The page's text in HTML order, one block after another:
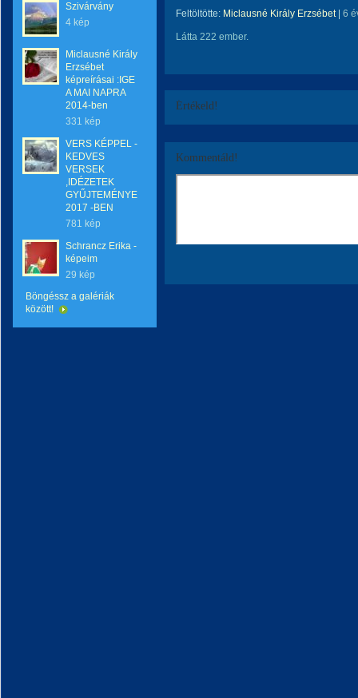
Szivárvány
4 kép
Miclausné Király
Erzsébet
képreírásai :IGE
A MAI NAPRA
2014-ben
331 kép
VERS KÉPPEL -
KEDVES
VERSEK
,IDÉZETEK
GYŰJTEMÉNYE
2017 -BEN
781 kép
Schrancz Erika -
képeim
29 kép
Böngéssz a galériák
között!
Feltöltötte: Miclausné Király Erzsébet| 6
Látta 222 ember.
Értékeld!
Kommentáld!